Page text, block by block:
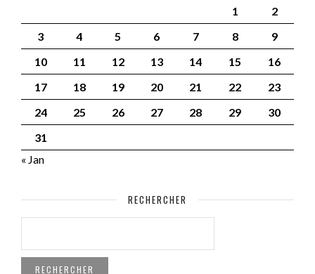
1
2
3
4 5 6 7 8
9
10
11 12 13 14 15
16
17
18 19 20 21 22
23
24
25 26 27 28 29
30
31
« Jan
RECHERCHER